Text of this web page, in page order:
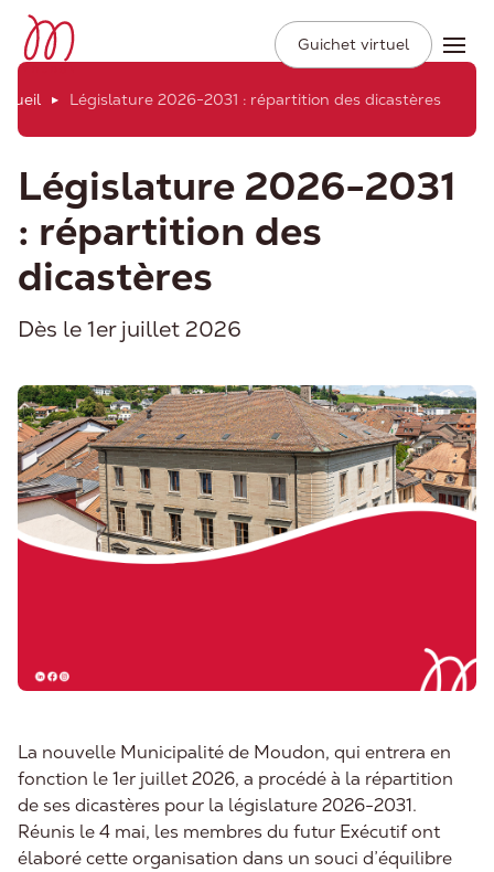
Aller
au
principal
Ville de Moudon
Secondary
Navigation
Guichet virtuel
Législature 2026-2031 : répartition des dicastères
Législature 2026-2031
: répartition des
dicastères
Dès le 1er juillet 2026
La nouvelle Municipalité de Moudon, qui entrera en
fonction le 1er juillet 2026, a procédé à la répartition
de ses dicastères pour la législature 2026-2031.
Réunis le 4 mai, les membres du futur Exécutif ont
élaboré cette organisation dans un souci d’équilibre